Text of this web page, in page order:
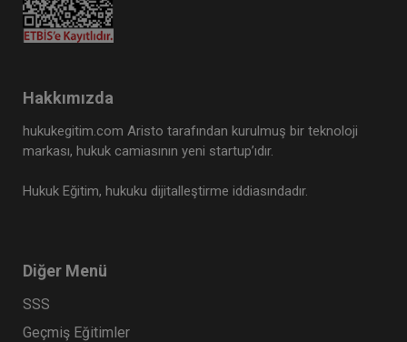
Hakkımızda
hukukegitim.com Aristo tarafından kurulmuş bir teknoloji
markası, hukuk camiasının yeni startup’ıdır.
Hukuk Eğitim, hukuku dijitalleştirme iddiasındadır.
Diğer Menü
SSS
Geçmiş Eğitimler